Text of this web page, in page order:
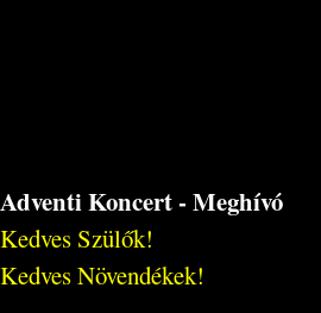
Adventi Koncert - Meghívó
Kedves Szülők!
Kedves Növendékek!